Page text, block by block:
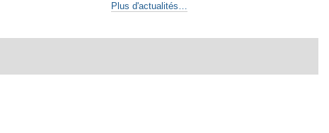
Plus d'actualités…